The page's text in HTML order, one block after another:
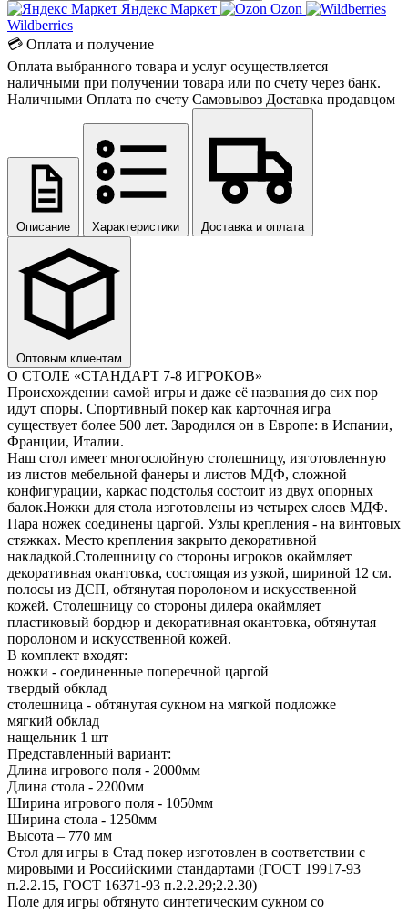
Яндекс Маркет
Ozon
Wildberries
💳 Оплата и получение
Оплата выбранного товара и услуг осуществляется
наличными при получении товара или по счету через банк.
Наличными Оплата по счету Самовывоз Доставка продавцом
Описание Характеристики Доставка и оплата
Оптовым клиентам
О СТОЛЕ «СТАНДАРТ 7-8 ИГРОКОВ»
Происхождении самой игры и даже её названия до сих пор
идут споры. Спортивный покер как карточная игра
существует более 500 лет. Зародился он в Европе: в Испании,
Франции, Италии.
Наш стол имеет многослойную столешницу, изготовленную
из листов мебельной фанеры и листов МДФ, сложной
конфигурации, каркас подстолья состоит из двух опорных
балок.Ножки для стола изготовлены из четырех слоев МДФ.
Пара ножек соединены царгой. Узлы крепления - на винтовых
стяжках. Место крепления закрыто декоративной
накладкой.Столешницу со стороны игроков окаймляет
декоративная окантовка, состоящая из узкой, шириной 12 см.
полосы из ДСП, обтянутая поролоном и искусственной
кожей. Столешницу со стороны дилера окаймляет
пластиковый бордюр и декоративная окантовка, обтянутая
поролоном и искусственной кожей.
В комплект входят:
ножки - соединенные поперечной царгой
твердый обклад
столешница - обтянутая сукном на мягкой подложке
мягкий обклад
нащельник 1 шт
Представленный вариант:
Длина игрового поля - 2000мм
Длина стола - 2200мм
Ширина игрового поля - 1050мм
Ширина стола - 1250мм
Высота – 770 мм
Стол для игры в Стад покер изготовлен в соответствии с
мировыми и Российскими стандартами (ГОСТ 19917-93
п.2.2.15, ГОСТ 16371-93 п.2.2.29;2.2.30)
Поле для игры обтянуто синтетическим сукном со